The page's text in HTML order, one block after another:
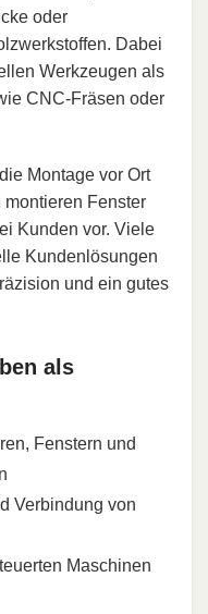
oder
Dabei
Werkzeugen als
CNC-Fräsen oder
Montage vor Ort
Fenster
Kunden vor. Viele
Kundenlösungen
und ein gutes
als
Fenstern und
Verbindung von
Maschinen